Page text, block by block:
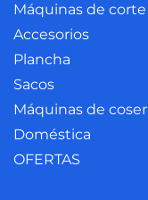
Máquinas de corte
Accesorios
Plancha
Sacos
Máquinas de coser
Doméstica
OFERTAS